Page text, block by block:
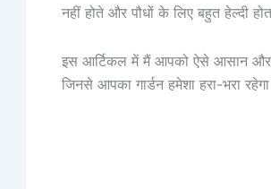
नहीं होते और पौधों के लिए बहुत हेल्दी
इस आर्टिकल में मैं आपको ऐसे आसान और
जिनसे आपका गार्डन हमेशा हरा-भरा